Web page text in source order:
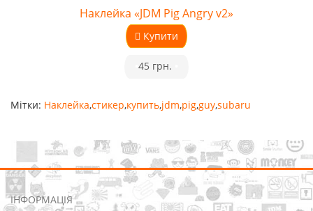
Наклейка «JDM Pig Angry v2»
Купити
45 грн.
Мітки: Наклейка,стикер,купить,jdm,pig,guy,subaru
ІНФОРМАЦІЯ